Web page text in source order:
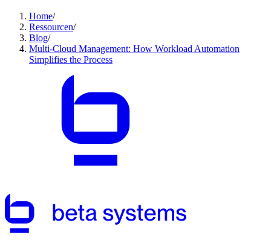
Home/
Ressourcen/
Blog/
Multi-Cloud Management: How Workload Automation
Simplifies the Process